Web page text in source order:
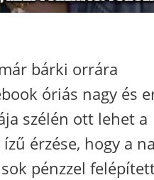
bárki orrára
óriás nagy és
szélén ott lehet a
érzése, hogy a
pénzzel